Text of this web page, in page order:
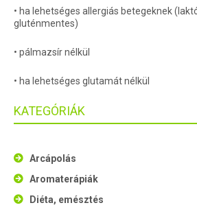
• ha lehetséges allergiás betegeknek
gluténmentes)
• pálmazsír nélkül
• ha lehetséges glutamát nélkül
KATEGÓRIÁK
Arcápolás
Aromaterápiák
Diéta, emésztés